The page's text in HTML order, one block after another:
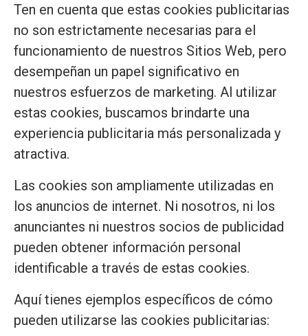
Ten en cuenta que estas cookies publicitarias
no son estrictamente necesarias para el
funcionamiento de nuestros Sitios Web, pero
desempeñan un papel significativo en
nuestros esfuerzos de marketing. Al utilizar
estas cookies, buscamos brindarte una
experiencia publicitaria más personalizada y
atractiva.
Las cookies son ampliamente utilizadas en
los anuncios de internet. Ni nosotros, ni los
anunciantes ni nuestros socios de publicidad
pueden obtener información personal
identificable a través de estas cookies.
Aquí tienes ejemplos específicos de cómo
pueden utilizarse las cookies publicitarias: